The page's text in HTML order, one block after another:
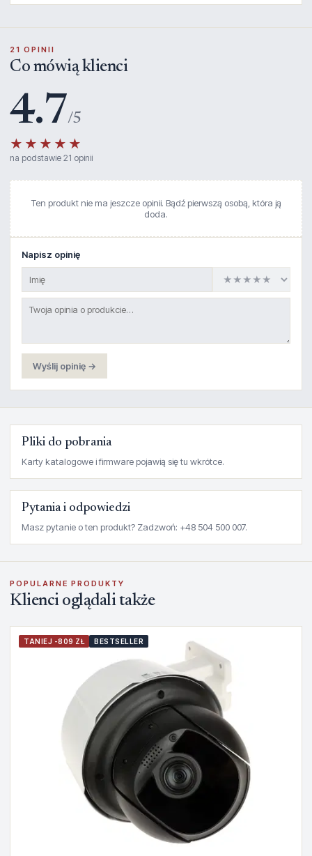
21 OPINII
Co mówią klienci
4.7/5
★★★★★
na podstawie 21 opinii
Ten produkt nie ma jeszcze opinii. Bądź pierwszą osobą, która ją
doda.
Napisz opinię
Wyślij opinię →
Pliki do pobrania
Karty katalogowe i firmware pojawią się tu wkrótce.
Pytania i odpowiedzi
Masz pytanie o ten produkt? Zadzwoń: +48 504 500 007.
POPULARNE PRODUKTY
Klienci oglądali także
TANIEJ -809 ZŁ BESTSELLER